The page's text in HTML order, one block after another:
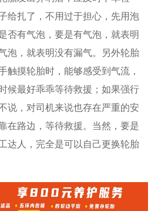
给扎了，不用过于担心，先用泡
否有气泡，要是有气泡，就表明
泡，就表明没有漏气。另外轮胎
触摸轮胎时，能够感受到气流，
候最好乖乖等待救援；如果强行
说，对司机来说也存在严重的安
在路边，等待救援。当然，要是
达人，完全是可以自己更换轮胎